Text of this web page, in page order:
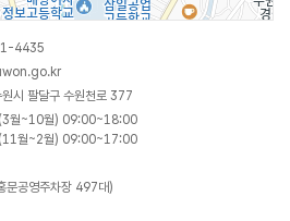
4435
원시 팔달구 수원천로 377
월~10월) 09:00~18:00
월~2월) 09:00~17:00
문공영주차장 497대)